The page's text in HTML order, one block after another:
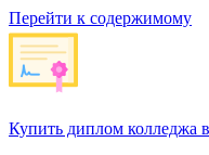
Перейти к содержимому
Купить диплом колледжа